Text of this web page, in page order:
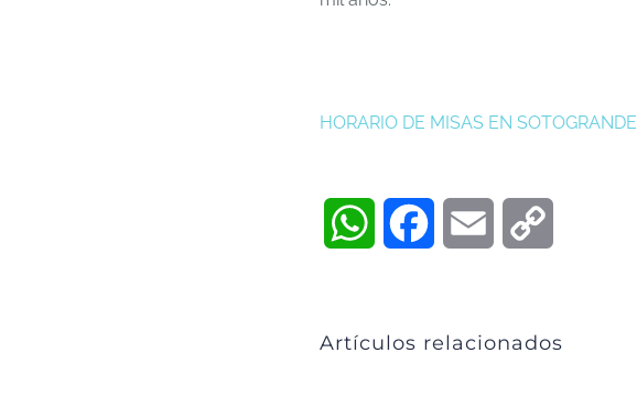
HORARIO DE MISAS EN SOTOGRANDE
WhatsAppFacebookEmail
Artículos relacionados